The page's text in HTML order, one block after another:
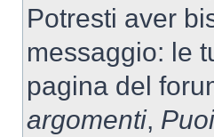
Potresti aver
messaggio: le
pagina del
argomenti,